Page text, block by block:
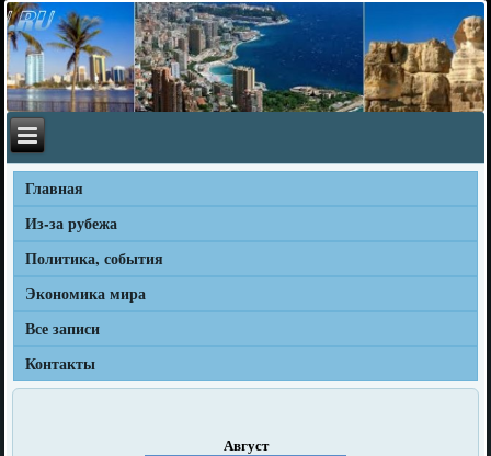
Главная
Из-за рубежа
Политика, события
Экономика мира
Все записи
Контакты
Август